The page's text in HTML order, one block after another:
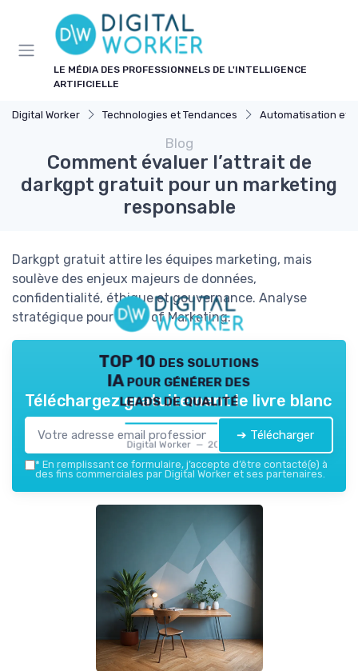
LE MÉDIA DES PROFESSIONNELS DE L'INTELLIGENCE
ARTIFICIELLE
Digital Worker Technologies et Tendances Automatisation et
Blog
Comment évaluer l’attrait de
darkgpt gratuit pour un marketing
responsable
Darkgpt gratuit attire les équipes marketing, mais
soulève des enjeux majeurs de données,
confidentialité, éthique et gouvernance. Analyse
stratégique pour Head of Marketing.
TOP 10 des solutions
IA pour générer des
leads de qualité
Digital Worker — 2026
Téléchargez gratuitement le livre blanc
➔ Télécharger
* En remplissant ce formulaire, j’accepte d’être contacté(e) à
des fins commerciales par Digital Worker et ses partenaires.